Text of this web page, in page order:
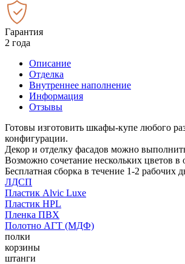
Гарантия
2 года
Описание
Отделка
Внутреннее наполнение
Информация
Отзывы
Готовы изготовить шкафы-купе любого
конфигурации.
Декор и отделку фасадов можно
Возможно сочетание нескольких цветов в
Бесплатная сборка в течение 1-2 рабочих
ЛДСП
Пластик Alvic Luxe
Пластик HPL
Пленка ПВХ
Полотно АГТ (МДФ)
полки
корзины
штанги